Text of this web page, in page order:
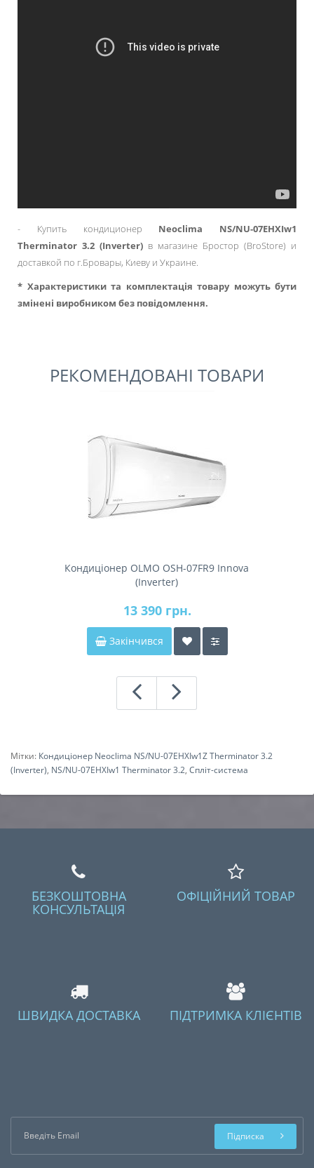
- Купить кондиционер Neoclima NS/NU-07EHXIw1
Therminator 3.2 (Inverter) в магазине Бростор (BroStore) и
доставкой по г.Бровары, Киеву и Украине.
* Характеристики та комплектація товару можуть бути
змінені виробником без повідомлення.
РЕКОМЕНДОВАНІ ТОВАРИ
Кондиціонер OLMO OSH-07FR9 Innova
(Inverter)
13 390 грн.
Закінчився
Мітки: Кондиціонер Neoclima NS/NU-07EHXIw1Z Therminator 3.2
(Inverter), NS/NU-07EHXIw1 Therminator 3.2, Спліт-система
БЕЗКОШТОВНА
КОНСУЛЬТАЦІЯ
ОФІЦІЙНИЙ ТОВАР
ШВИДКА ДОСТАВКА ПІДТРИМКА КЛІЄНТІВ
Підписка